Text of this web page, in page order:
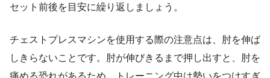
セット前後を目安に繰り返しましょう。
チェストプレスマシンを使用する際の注意点は、肘を伸ば
しきらないことです。肘が伸びきるまで押し出すと、肘を
痛める恐れがあるため、トレーニング中は勢いをつけすぎ